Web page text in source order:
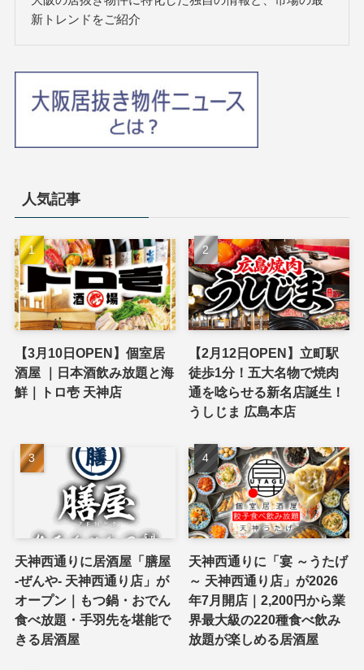
新トレンドをご紹介
人気記事
【3月10日OPEN】個室居
酒屋 ｜日本酒飲み放題と海
鮮｜トロ壱 天神店
【2月12日OPEN】立町駅
徒歩1分！五大名物で焼肉
通を唸らせる新名店誕生！
うしじま 広島本店
天神西通りに居酒屋「膳屋
-ぜんや- 天神西通り店」が
オープン｜もつ鍋・おでん
食べ放題・手羽先を堪能で
きる居酒屋
天神西通りに「宴 ～うたげ
～ 天神西通り店」が2026
年7月開店｜2,200円から業
界最大級の220種食べ飲み
放題が楽しめる居酒屋